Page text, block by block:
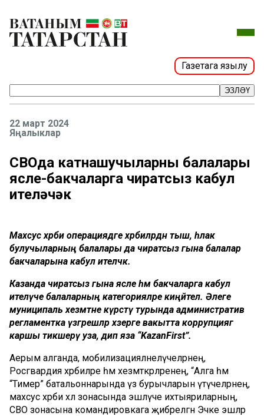
Газетага язылу
ЭЗЛӘҮ
22 март 2024
Яңалыклар
СВОда катнашучыларның балалары
ясле-бакчаларга чиратсыз кабул
ителәчәк
Махсус хәрби операциядәге хәрбиләрдән тыш, һәлак
булучыларның балалары да чиратсыз гына балалар
бакчаларына кабул ителәчәк.
Казанда чиратсыз гына ясле һәм бакчаларга кабул
ителүче балаларның категорияләре киңәйтелә. Әлеге
муниципаль хезмәтне күрсәтү турында административ
регламентка үзгәрешләр хәзерге вакытта коррупциягә
каршы тикшерү уза, дип яза “KazanFirst”.
Аерым алганда, мобилизацияләнелүчеләрнең,
Росгвардия хәрбиләре һәм хезмәткәрләренең, “Алга һәм
“Тимер” батальоннарында үз бурычларын үтәүчеләрнең,
махсус хәрби хәл зонасында эшләүче ихтыяриларның,
СВО зонасына командировкага җибәрелгән Эчке эшләр